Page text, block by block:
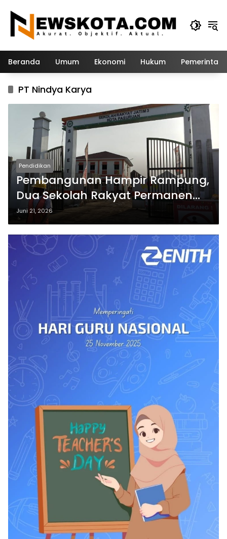
konten
Beranda Umum Ekonomi Hukum
PT Nindya Karya
Pendidikan
Pembangunan Hampir Rampung,
Dua Sekolah Rakyat Permanen
Pasuruan Siap Dibuka
Juni 21, 2026